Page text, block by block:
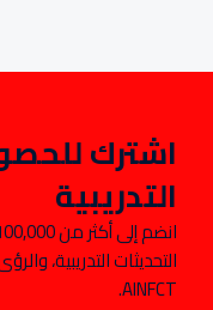
اشترك
التدريبية
التحديثات التدريبية،
AINFCT.